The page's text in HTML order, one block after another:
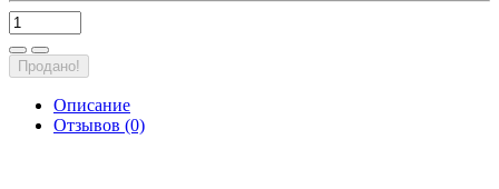
Продано!
Описание
Отзывов (0)